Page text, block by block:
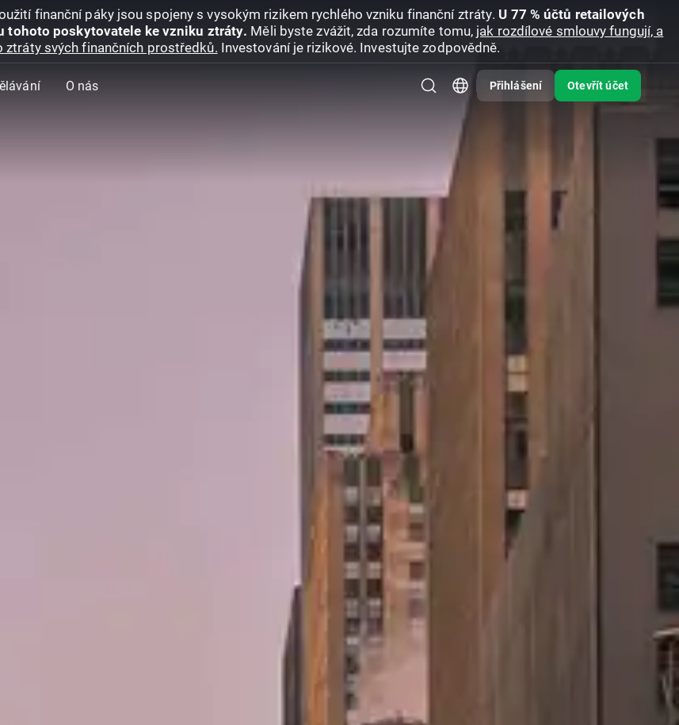
finanční páky jsou spojeny s vysokým rizikem rychlého vzniku finanční ztráty. U 77 % účtů retailových
poskytovatele ke vzniku ztráty. Měli byste zvážit, zda rozumíte tomu, jak rozdílové smlouvy fungují, a
svých finančních prostředků. Investování je rizikové. Investujte zodpovědně.
O nás Přihlášení Otevřít účet